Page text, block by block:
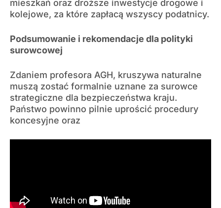
mieszkań oraz droższe inwestycje drogowe i
kolejowe, za które zapłacą wszyscy podatnicy.
Podsumowanie i rekomendacje dla polityki
surowcowej
Zdaniem profesora AGH, kruszywa naturalne
muszą zostać formalnie uznane za surowce
strategiczne dla bezpieczeństwa kraju.
Państwo powinno pilnie uprościć procedury
koncesyjne oraz